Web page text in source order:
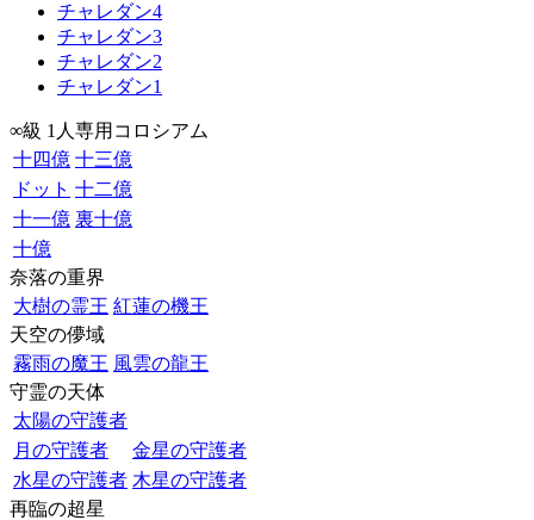
チャレダン4
チャレダン3
チャレダン2
チャレダン1
∞級 1人専用コロシアム
十四億 十三億
ドット 十二億
十一億 裏十億
十億
奈落の重界
大樹の霊王 紅蓮の機王
天空の儚域
霧雨の魔王 風雲の龍王
守霊の天体
太陽の守護者
月の守護者
金星の守護者
水星の守護者 木星の守護者
再臨の超星